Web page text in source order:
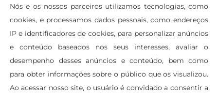
Nós e os nossos parceiros utilizamos tecnologias, como
cookies, e processamos dados pessoais, como endereços
IP e identificadores de cookies, para personalizar anúncios
e conteúdo baseados nos seus interesses, avaliar o
desempenho desses anúncios e conteúdo, bem como
para obter informações sobre o público que os visualizou.
Ao acessar nosso site, o usuário é convidado a consentir a